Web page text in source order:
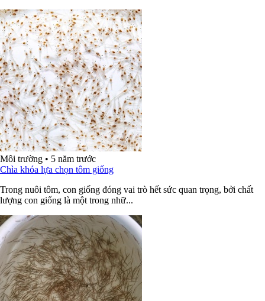
Môi trường • 5 năm trước
Chìa khóa lựa chọn tôm giống
Trong nuôi tôm, con giống đóng vai trò hết sức quan trọng, bởi chất
lượng con giống là một trong nhữ...